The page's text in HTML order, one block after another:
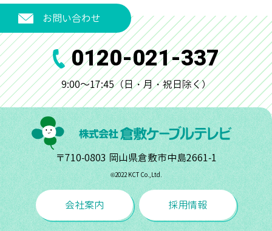
お問い合わせ
0120-021-337
9:00～17:45（日・月・祝日除く）
〒710-0803 岡山県倉敷市中島2661-1
©︎2022 KCT Co.,Ltd.
会社案内 採用情報